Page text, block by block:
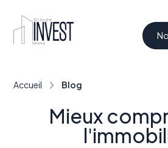
Accueil Blog
Mieux